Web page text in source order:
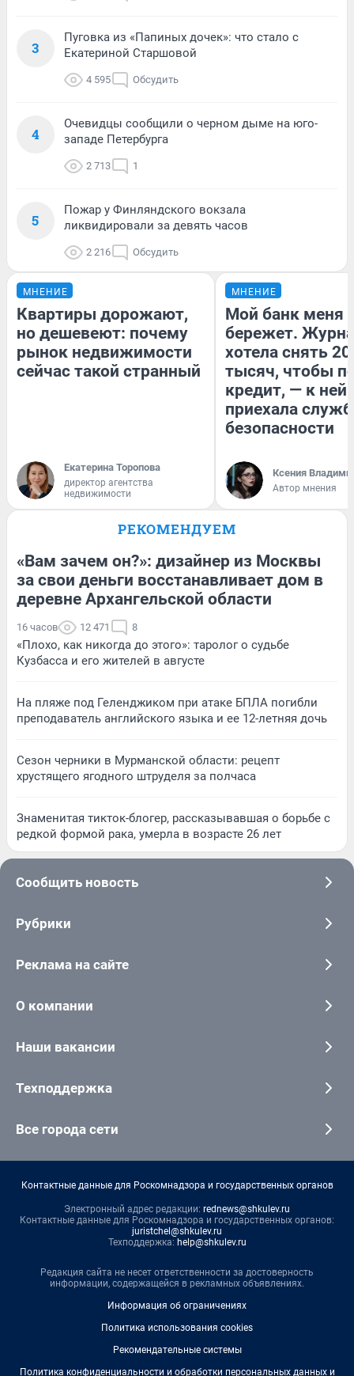
3
Пуговка из «Папиных дочек»: что стало с
Екатериной Старшовой
4 595 Обсудить
4
Очевидцы сообщили о черном дыме на юго-
западе Петербурга
2 713 1
5
Пожар у Финляндского вокзала
ликвидировали за девять часов
2 216 Обсудить
МНЕНИЕ
Квартиры дорожают,
но дешевеют: почему
рынок недвижимости
сейчас такой странный
Екатерина Торопова
директор агентства
недвижимости
МНЕНИЕ
Мой банк меня
бережет.
хотела снять
тысяч, чтобы
кредит, — к
приехала
безопасности
Ксения
Автор мнения
РЕКОМЕНДУЕМ
«Вам зачем он?»: дизайнер из Москвы
за свои деньги восстанавливает дом в
деревне Архангельской области
16 часов 12 471 8
«Плохо, как никогда до этого»: таролог о судьбе
Кузбасса и его жителей в августе
На пляже под Геленджиком при атаке БПЛА погибли
преподаватель английского языка и ее 12-летняя дочь
Сезон черники в Мурманской области: рецепт
хрустящего ягодного штруделя за полчаса
Знаменитая тикток-блогер, рассказывавшая о борьбе с
редкой формой рака, умерла в возрасте 26 лет
Сообщить новость
Рубрики
Реклама на сайте
О компании
Наши вакансии
Техподдержка
Все города сети
Контактные данные для Роскомнадзора и государственных органов
Электронный адрес редакции: rednews@shkulev.ru
Контактные данные для Роскомнадзора и государственных органов:
juristchel@shkulev.ru
Техподдержка: help@shkulev.ru
Редакция сайта не несет ответственности за достоверность
информации, содержащейся в рекламных объявлениях.
Информация об ограничениях
Политика использования cookies
Рекомендательные системы
Политика конфиденциальности и обработки персональных данных и